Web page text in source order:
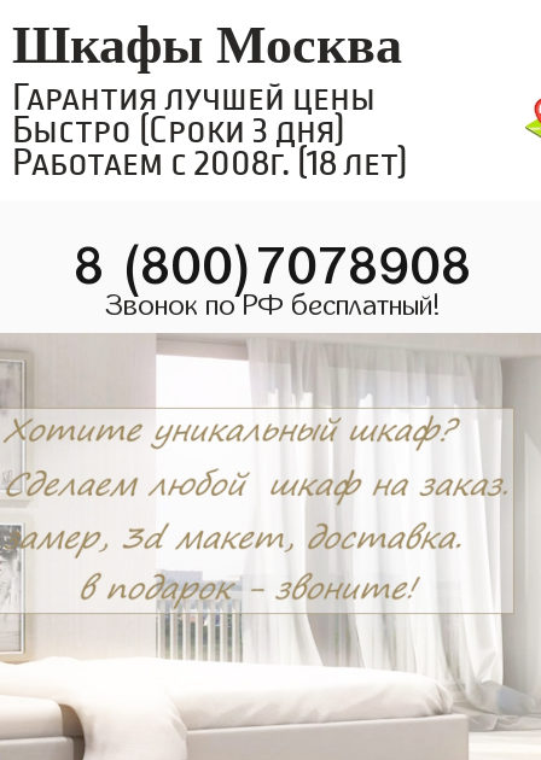
Шкафы Москва
Гарантия лучшей цены
Быстро (Сроки 3 дня)
Работаем с 2008г. (18 лет)
8 (800)7078908
Звонок по РФ бесплатный!